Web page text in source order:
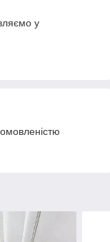
у